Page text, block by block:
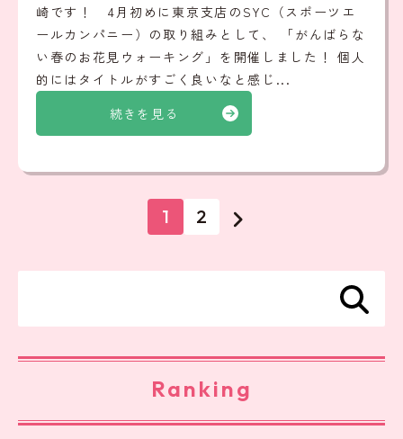
続きを見る
崎です！ 4月初めに東京支店のSYC（スポーツエ
ールカンパニー）の取り組みとして、 「がんばらな
い春のお花見ウォーキング」を開催しました！ 個人
的にはタイトルがすごく良いなと感じ...
1 2
Ranking